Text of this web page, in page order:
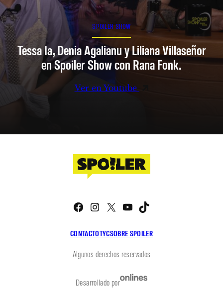
SPOILER SHOW
Tessa Ia, Denia Agalianu y Liliana Villaseñor
en Spoiler Show con Rana Fonk.
Ver en Youtube
CONTACTOTYCSOBRE SPOILER
Facebook
Instagram
X YouTube
Algunos derechos reservados
Desarrollado por